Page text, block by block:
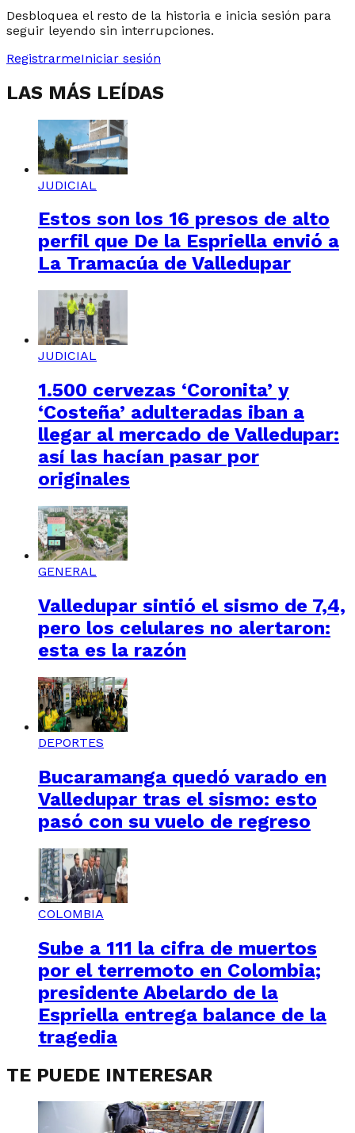
Desbloquea el resto de la historia e inicia sesión para
seguir leyendo sin interrupciones.
RegistrarmeIniciar sesión
LAS MÁS LEÍDAS
JUDICIAL
Estos son los 16 presos de alto
perfil que De la Espriella envió a
La Tramacúa de Valledupar
JUDICIAL
1.500 cervezas ‘Coronita’ y
‘Costeña’ adulteradas iban a
llegar al mercado de Valledupar:
así las hacían pasar por
originales
GENERAL
Valledupar sintió el sismo de 7,4,
pero los celulares no alertaron:
esta es la razón
DEPORTES
Bucaramanga quedó varado en
Valledupar tras el sismo: esto
pasó con su vuelo de regreso
COLOMBIA
Sube a 111 la cifra de muertos
por el terremoto en Colombia;
presidente Abelardo de la
Espriella entrega balance de la
tragedia
TE PUEDE INTERESAR